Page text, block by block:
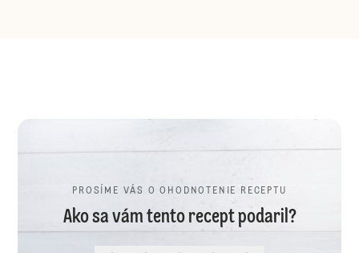
PROSÍME VÁS O OHODNOTENIE RECEPTU
Ako sa vám tento recept podaril?